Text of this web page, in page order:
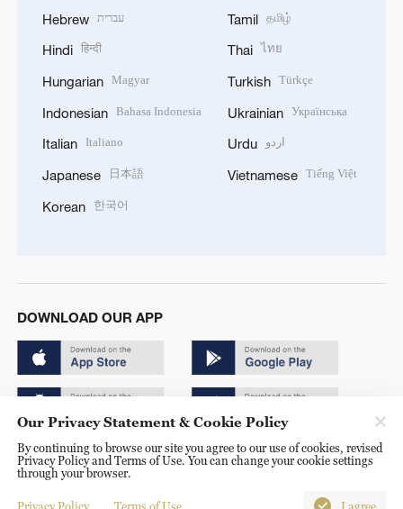
Hebrew עברית
Hindi हिन्दी
Hungarian Magyar
Indonesian Bahasa Indonesia
Italian Italiano
Japanese 日本語
Korean 한국어
Tamil தமிழ்
Thai ไทย
Turkish Türkçe
Ukrainian Українська
Urdu اردو
Vietnamese Tiếng Việt
DOWNLOAD OUR APP
Copyright © 2024 CGTN.
京ICP备20000184号
Our Privacy Statement & Cookie Policy
By continuing to browse our site you agree to our use of cookies, revised
Privacy Policy and Terms of Use. You can change your cookie settings
through your browser.
Privacy Policy Terms of Use I agree